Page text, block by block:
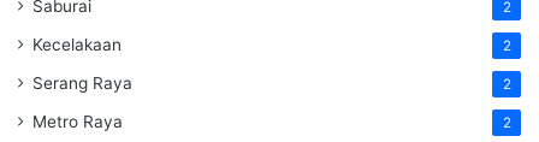
Saburai 2
Kecelakaan 2
Serang Raya 2
Metro Raya 2